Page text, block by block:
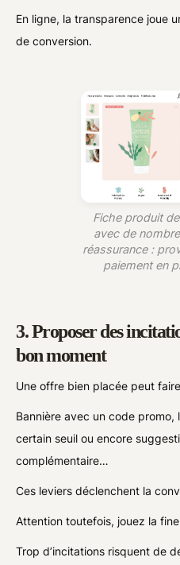
En ligne, la transparence joue
de conversion.
Fiche produit
avec de
réassurance :
paiement en
3. Proposer des
bon moment
Une offre bien placée peut
Bannière avec un code promo,
certain seuil ou encore
complémentaire…
Ces leviers déclenchent la
Attention toutefois, jouez la
Trop d’incitations risquent de